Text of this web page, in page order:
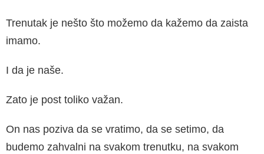
Trenutak je nešto što možemo da kažemo da zaista
imamo.
I da je naše.
Zato je post toliko važan.
On nas poziva da se vratimo, da se setimo, da
budemo zahvalni na svakom trenutku, na svakom